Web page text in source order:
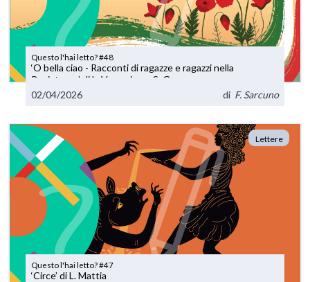
Questo l'hai letto? #48
‘O bella ciao - Racconti di ragazze e ragazzi nella
Resistenza’ di L. Vaccarino e S. Garzaro
02/04/2026
di F. Sarcuno
Lettere
Questo l'hai letto? #47
‘Circe’ di L. Mattia